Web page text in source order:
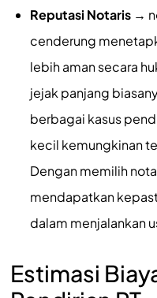
Reputasi Notaris→
cenderung
lebih aman secara
jejak panjang
berbagai kasus
kecil kemungkinan
Dengan memilih
mendapatkan
dalam menjalankan
Estimasi